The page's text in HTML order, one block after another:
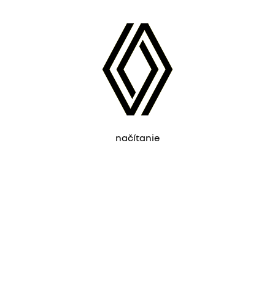
načítanie